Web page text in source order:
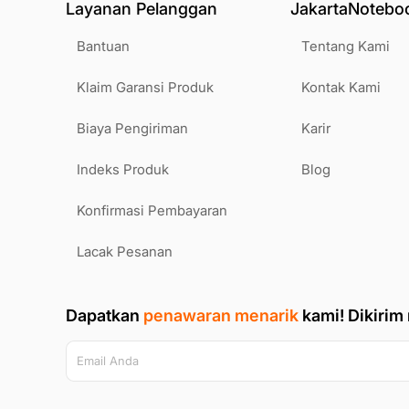
SuperBatt Technology adalah teknologi keluaran ASUS
kapasitas semula.
Package Content
1 x Charger
Layanan Pelanggan
Bantuan
Klaim Garansi Produk
Biaya Pengiriman
Indeks Produk
Konfirmasi Pembayaran
Lacak Pesanan
Tentang Kami
Kontak Kami
Karir
Blog
Dapatkan penawaran menarik kami! Dikirim
Email Anda